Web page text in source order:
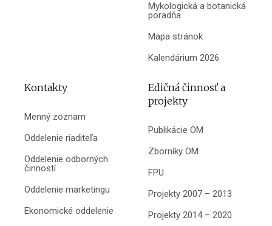
Mykologická a botanická
poradňa
Mapa stránok
Kalendárium 2026
Kontakty
Menný zoznam
Oddelenie riaditeľa
Oddelenie odborných
činností
Oddelenie marketingu
Ekonomické oddelenie
Edičná činnosť a
projekty
Publikácie OM
Zborníky OM
FPU
Projekty 2007 – 2013
Projekty 2014 – 2020